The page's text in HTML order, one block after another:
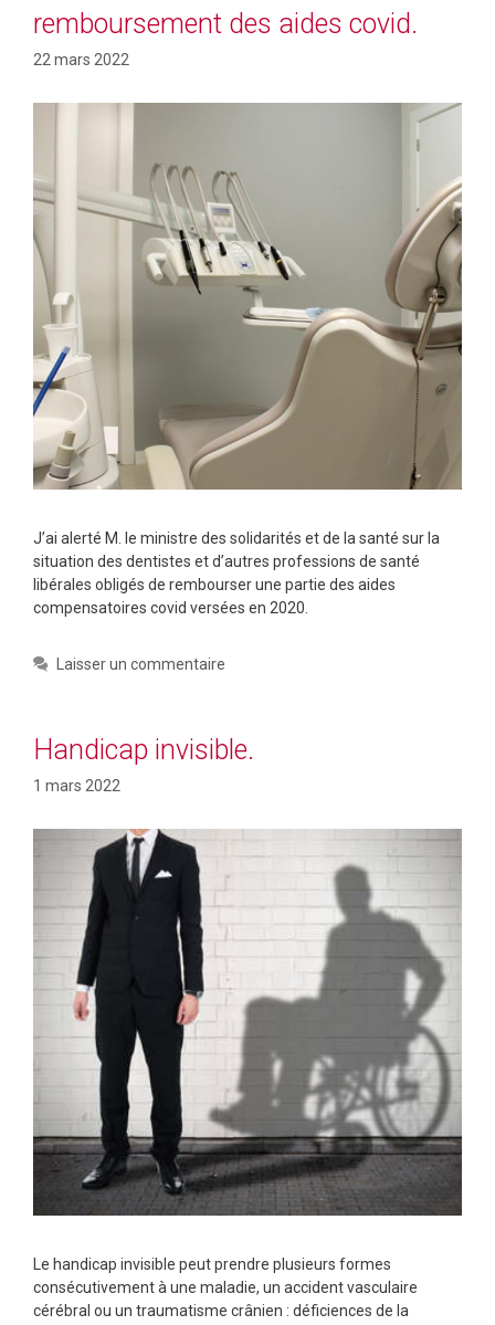
remboursement des aides covid.
22 mars 2022
J’ai alerté M. le ministre des solidarités et de la santé sur la
situation des dentistes et d’autres professions de santé
libérales obligés de rembourser une partie des aides
compensatoires covid versées en 2020.
Laisser un commentaire
Handicap invisible.
1 mars 2022
Le handicap invisible peut prendre plusieurs formes
consécutivement à une maladie, un accident vasculaire
cérébral ou un traumatisme crânien : déficiences de la